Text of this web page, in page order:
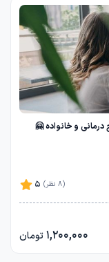
و خانواده 🤗
5
(8 نظر)
1,200,000تومان